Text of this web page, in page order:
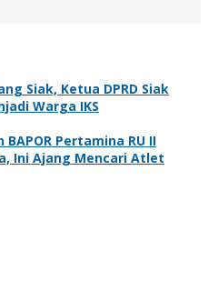
Siak, Ketua DPRD Siak
Warga IKS
Pertamina RU II
Ini Ajang Mencari Atlet